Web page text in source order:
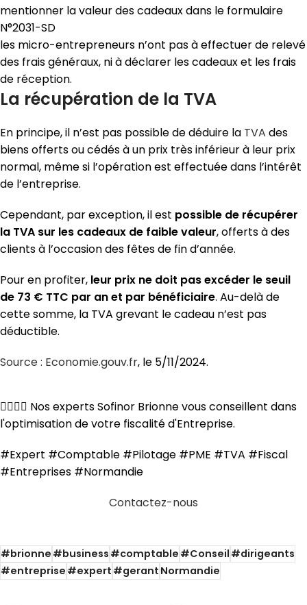
mentionner la valeur des cadeaux dans le formulaire
N°2031-SD
les micro-entrepreneurs n’ont pas à effectuer de relevé
des frais généraux, ni à déclarer les cadeaux et les frais
de réception.
La récupération de la TVA
En principe, il n’est pas possible de déduire la TVA des
biens offerts ou cédés à un prix très inférieur à leur prix
normal, même si l’opération est effectuée dans l’intérêt
de l’entreprise.
Cependant, par exception, il est possible de récupérer
la TVA sur les cadeaux de faible valeur, offerts à des
clients à l’occasion des fêtes de fin d’année.
Pour en profiter, leur prix ne doit pas excéder le seuil
de 73 € TTC par an et par bénéficiaire. Au-delà de
cette somme, la TVA grevant le cadeau n’est pas
déductible.
Source : Economie.gouv.fr, le 5/11/2024.
💁‍♂️💁‍♀️ Nos experts Sofinor Brionne vous conseillent dans
l'optimisation de votre fiscalité d'Entreprise.
#Expert #Comptable #Pilotage #PME #TVA #Fiscal
#Entreprises #Normandie
Contactez-nous
#brionne#business#comptable#Conseil#dirigeants
#entreprise#expert#gerantNormandie